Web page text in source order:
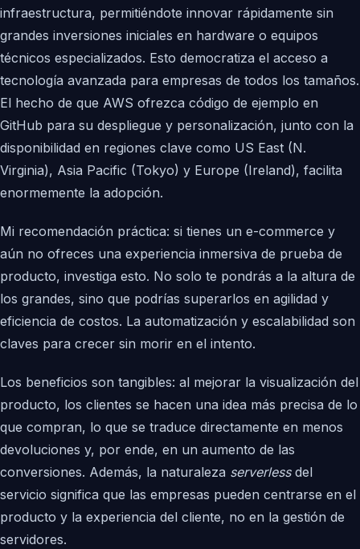
infraestructura, permitiéndote innovar rápidamente sin
grandes inversiones iniciales en hardware o equipos
técnicos especializados. Esto democratiza el acceso a
tecnología avanzada para empresas de todos los tamaños.
El hecho de que AWS ofrezca código de ejemplo en
GitHub para su despliegue y personalización, junto con la
disponibilidad en regiones clave como US East (N.
Virginia), Asia Pacific (Tokyo) y Europe (Ireland), facilita
enormemente la adopción.
Mi recomendación práctica: si tienes un e-commerce y
aún no ofreces una experiencia inmersiva de prueba de
producto, investiga esto. No solo te pondrás a la altura de
los grandes, sino que podrías superarlos en agilidad y
eficiencia de costos. La automatización y escalabilidad son
claves para crecer sin morir en el intento.
Los beneficios son tangibles: al mejorar la visualización del
producto, los clientes se hacen una idea más precisa de lo
que compran, lo que se traduce directamente en menos
devoluciones y, por ende, en un aumento de las
conversiones. Además, la naturaleza serverlessdel
servicio significa que las empresas pueden centrarse en el
producto y la experiencia del cliente, no en la gestión de
servidores.